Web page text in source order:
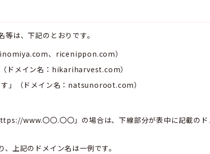
は、下記のとおりです。
、ricenippon.com）
ドメイン名：hikariharvest.com）
す」（ドメイン名：natsunoroot.com）
www.〇〇.〇〇」の場合は、下線部分が表中に記載のド
、上記のドメイン名は一例です。